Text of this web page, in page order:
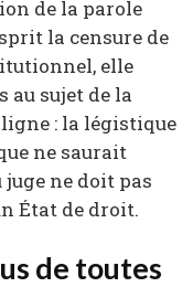
de la parole
la censure de
elle
au sujet de la
: la légistique
ne saurait
ne doit pas
État de droit.
de toutes